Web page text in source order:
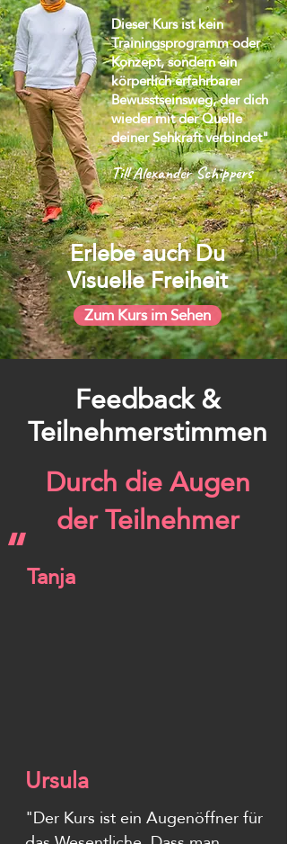
Zum Kurs im Sehen
Erlebe auch Du
Visuelle Freiheit
Dieser Kurs ist kein
Trainingsprogramm oder
Konzept, sondern ein
körperlich erfahrbarer
Bewusstseinsweg, der dich
wieder mit der Quelle
deiner Sehkraft verbindet"
Till Alexander Schippers
Feedback &
Teilnehmerstimmen
“
Durch die Augen
der Teilnehmer
Tanja
Ursula
"Der Kurs ist ein Augenöffner für